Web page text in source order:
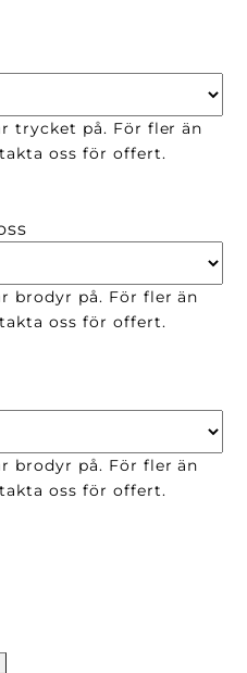
trycket på. För fler än
oss för offert.
brodyr på. För fler än
oss för offert.
brodyr på. För fler än
oss för offert.